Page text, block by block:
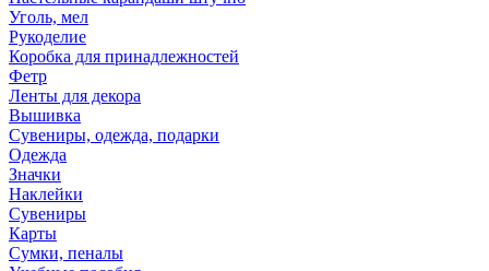
Уголь, мел
Рукоделие
Коробка для принадлежностей
Фетр
Ленты для декора
Вышивка
Сувениры, одежда, подарки
Одежда
Значки
Наклейки
Сувениры
Карты
Сумки, пеналы